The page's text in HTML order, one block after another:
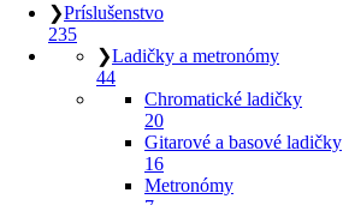
❯Príslušenstvo
235
❯Ladičky a metronómy
44
Chromatické ladičky
20
Gitarové a basové ladičky
16
Metronómy